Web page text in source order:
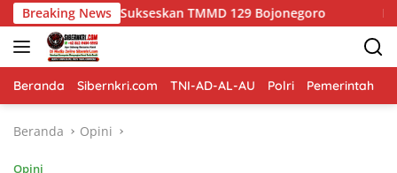
Langsung
ke
konten
Breaking News
Sukseskan TMMD 129 Bojonegoro Merajut Asa di
Beranda Sibernkri.com TNI-AD-AL-AU Polri Pemerintah
Beranda Opini
Opini